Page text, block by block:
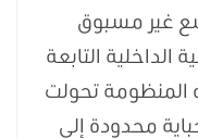
غير مسبوق
الداخلية التابعة
المنظومة تحولت
محدودة إلى